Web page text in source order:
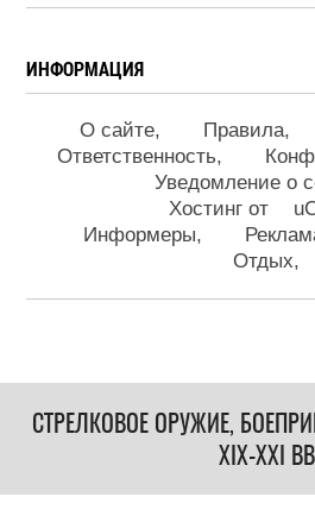
ИНФОРМАЦИЯ
О сайте Правила
Ответственность
Уведомление о
Хостинг от
Информеры
Отдых
СТРЕЛКОВОЕ ОРУЖИЕ,
XIX-XXI ВВ